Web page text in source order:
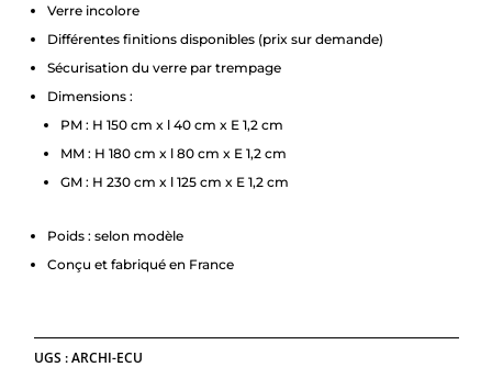
Verre incolore
Différentes finitions disponibles (prix sur demande)
Sécurisation du verre par trempage
Dimensions :
PM : H 150 cm x l 40 cm x E 1,2 cm
MM : H 180 cm x l 80 cm x E 1,2 cm
GM : H 230 cm x l 125 cm x E 1,2 cm
Poids : selon modèle
Conçu et fabriqué en France
UGS :ARCHI-ECU